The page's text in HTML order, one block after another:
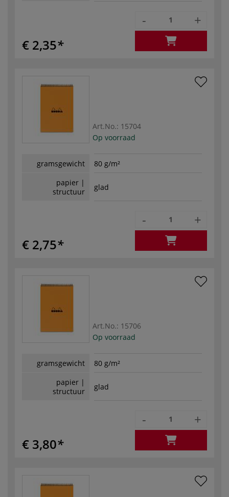
€ 2,35
- +
Art.No.: 15704
Op voorraad
gramsgewicht
80 g/m²
papier |
structuur
glad
€ 2,75
- +
Art.No.: 15706
Op voorraad
gramsgewicht
80 g/m²
papier |
structuur
glad
€ 3,80
- +